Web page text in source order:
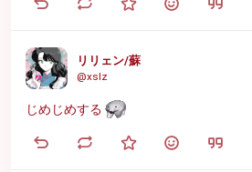
リリェン/蘇
@xslz
じめじめする